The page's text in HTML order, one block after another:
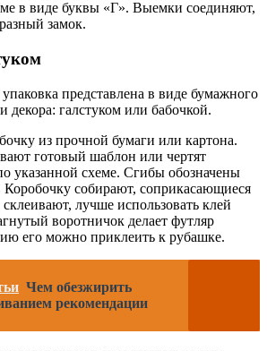
в виде буквы «Г». Выемки соединяют,
замок.
представлена в виде бумажного
декора: галстуком или бабочкой.
из прочной бумаги или картона.
готовый шаблон или чертят
указанной схеме. Сгибы обозначены
собирают, соприкасающиеся
лучше использовать клей
воротничок делает футляр
его можно приклеить к рубашке.
Чем обезжирить
рекомендации